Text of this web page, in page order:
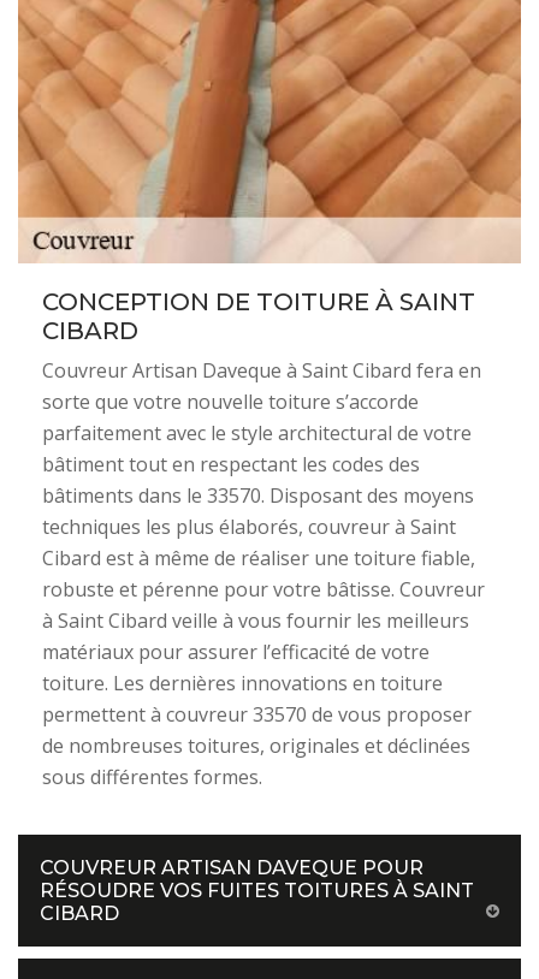
CONCEPTION DE TOITURE À SAINT
CIBARD
Couvreur Artisan Daveque à Saint Cibard fera en
sorte que votre nouvelle toiture s’accorde
parfaitement avec le style architectural de votre
bâtiment tout en respectant les codes des
bâtiments dans le 33570. Disposant des moyens
techniques les plus élaborés, couvreur à Saint
Cibard est à même de réaliser une toiture fiable,
robuste et pérenne pour votre bâtisse. Couvreur
à Saint Cibard veille à vous fournir les meilleurs
matériaux pour assurer l’efficacité de votre
toiture. Les dernières innovations en toiture
permettent à couvreur 33570 de vous proposer
de nombreuses toitures, originales et déclinées
sous différentes formes.
COUVREUR ARTISAN DAVEQUE POUR
RÉSOUDRE VOS FUITES TOITURES À SAINT
CIBARD